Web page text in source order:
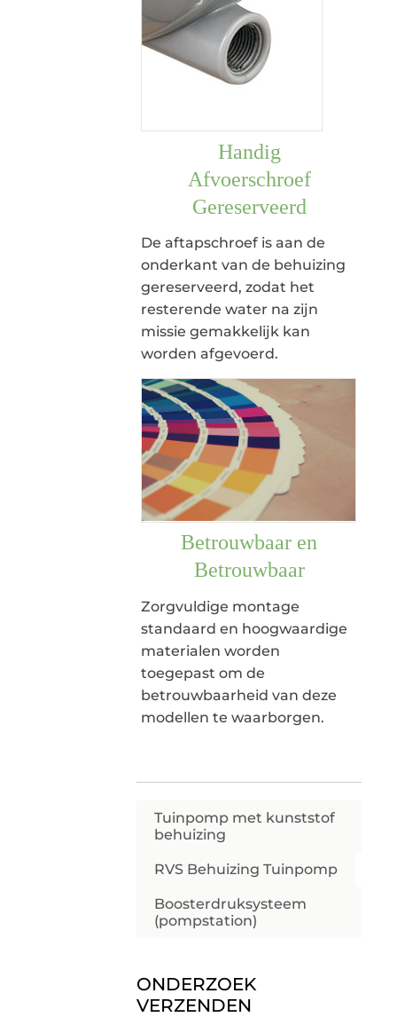
Handig
Afvoerschroef
Gereserveerd
De aftapschroef is aan de
onderkant van de behuizing
gereserveerd, zodat het
resterende water na zijn
missie gemakkelijk kan
worden afgevoerd.
Betrouwbaar en
Betrouwbaar
Zorgvuldige montage
standaard en hoogwaardige
materialen worden
toegepast om de
betrouwbaarheid van deze
modellen te waarborgen.
Tuinpomp met kunststof
behuizing
RVS Behuizing Tuinpomp
Boosterdruksysteem
(pompstation)
ONDERZOEK
VERZENDEN